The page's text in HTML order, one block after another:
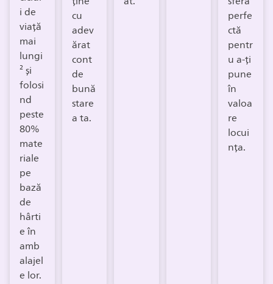
i de
viață
mai
lungi
² și
folosi
nd
peste
80%
mate
riale
pe
bază
de
hârti
e în
amb
alajel
e lor.
cu
adev
ărat
cont
de
bună
stare
a ta.
perfe
ctă
pentr
u a-ți
pune
în
valoa
re
locui
nța.